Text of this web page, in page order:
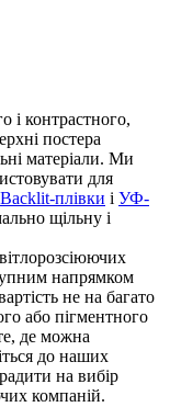
і контрастного,
постера
матеріали. Ми
для
Backlit-плівки і УФ-
щільну і
напрямком
не на багато
або пігментного
де можна
до наших
на вибір
компаній.